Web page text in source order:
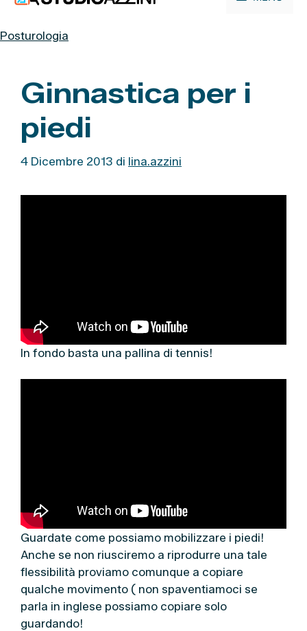
contenuto
Posturologia
Ginnastica per i
piedi
4 Dicembre 2013 di lina.azzini
In fondo basta una pallina di tennis!
Guardate come possiamo mobilizzare i piedi!
Anche se non riusciremo a riprodurre una tale
flessibilità proviamo comunque a copiare
qualche movimento ( non spaventiamoci se
parla in inglese possiamo copiare solo
guardando!